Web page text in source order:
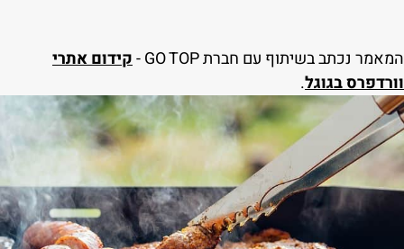
המאמר נכתב בשיתוף עם חברת GO TOP -
קידום אתרי
וורדפרס בגוגל.